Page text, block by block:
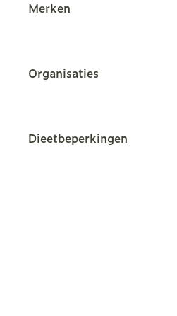
Merken
Organisaties
Dieetbeperkingen